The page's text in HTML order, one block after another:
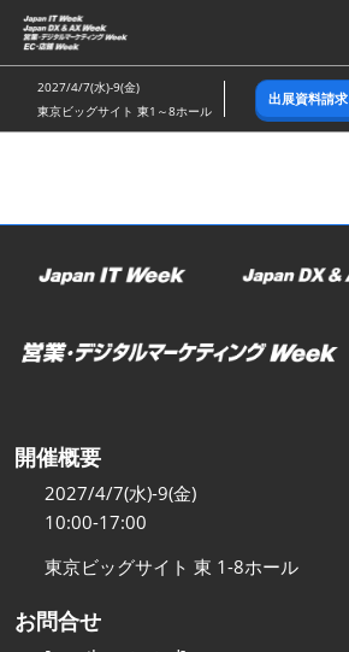
ス
キ
ッ
し
む
2027/4/7(水)-9(金)
東京ビッグサイト 東1～8ホール
出展資料請求
開催概要
2027/4/7(水)-9(金)
10:00-17:00
東京ビッグサイト 東 1-8ホール
お問合せ